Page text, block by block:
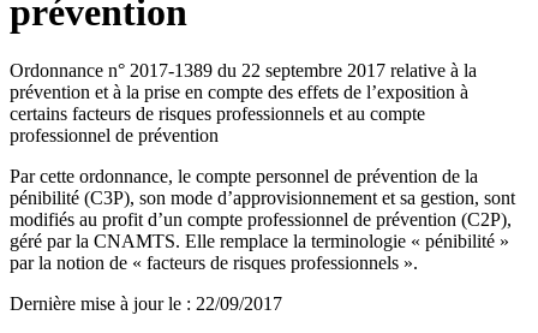
prévention
Ordonnance n° 2017-1389 du 22 septembre 2017 relative à la
prévention et à la prise en compte des effets de l’exposition à
certains facteurs de risques professionnels et au compte
professionnel de prévention
Par cette ordonnance, le compte personnel de prévention de la
pénibilité (C3P), son mode d’approvisionnement et sa gestion, sont
modifiés au profit d’un compte professionnel de prévention (C2P),
géré par la CNAMTS. Elle remplace la terminologie « pénibilité »
par la notion de « facteurs de risques professionnels ».
Dernière mise à jour le : 22/09/2017